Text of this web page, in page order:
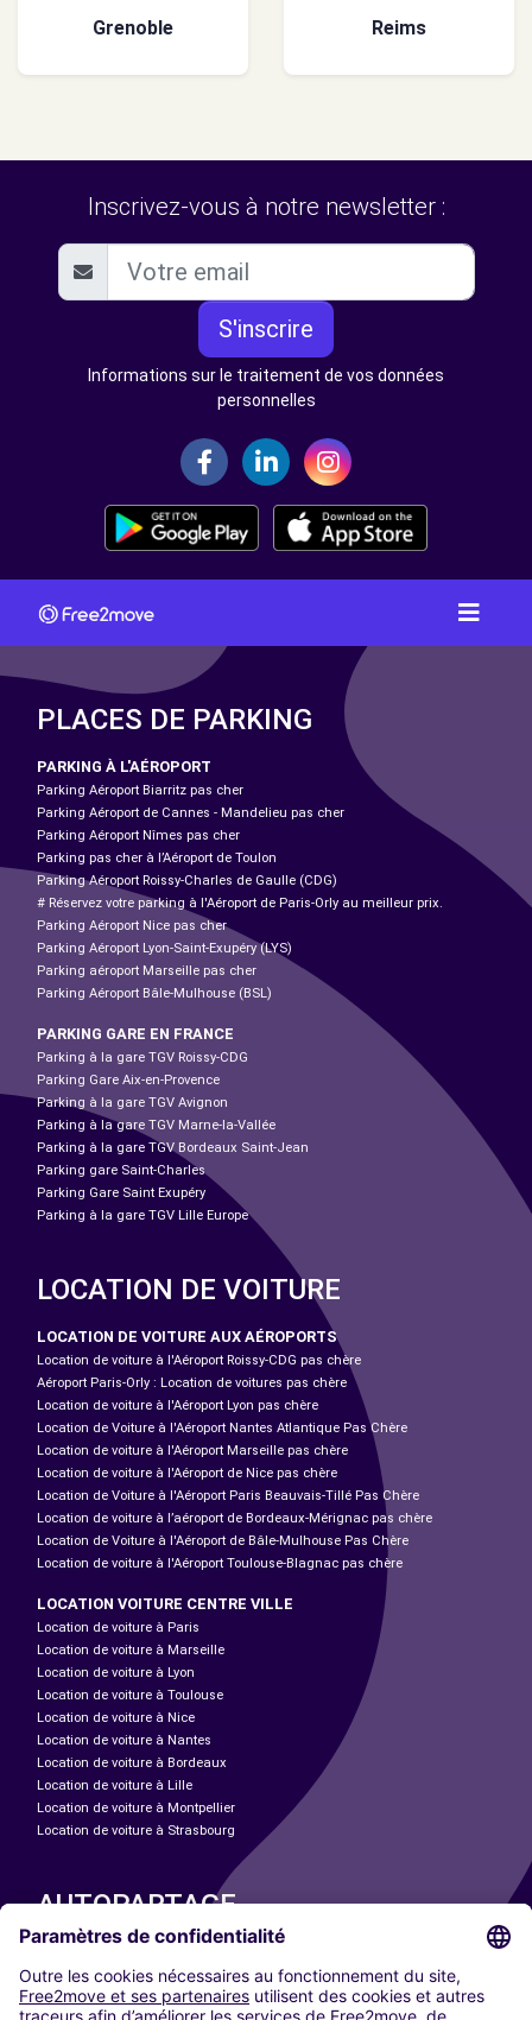
Grenoble Reims
Inscrivez-vous à notre newsletter :
S'inscrire
Informations sur le traitement de vos données
personnelles
PLACES DE PARKING
PARKING À L'AÉROPORT
Parking Aéroport Biarritz pas cher
Parking Aéroport de Cannes - Mandelieu pas cher
Parking Aéroport Nîmes pas cher
Parking pas cher à l’Aéroport de Toulon
Parking Aéroport Roissy-Charles de Gaulle (CDG)
# Réservez votre parking à l'Aéroport de Paris-Orly au meilleur prix.
Parking Aéroport Nice pas cher
Parking Aéroport Lyon-Saint-Exupéry (LYS)
Parking aéroport Marseille pas cher
Parking Aéroport Bâle-Mulhouse (BSL)
PARKING GARE EN FRANCE
Parking à la gare TGV Roissy-CDG
Parking Gare Aix-en-Provence
Parking à la gare TGV Avignon
Parking à la gare TGV Marne-la-Vallée
Parking à la gare TGV Bordeaux Saint-Jean
Parking gare Saint-Charles
Parking Gare Saint Exupéry
Parking à la gare TGV Lille Europe
LOCATION DE VOITURE
LOCATION DE VOITURE AUX AÉROPORTS
Location de voiture à l'Aéroport Roissy-CDG pas chère
Aéroport Paris-Orly : Location de voitures pas chère
Location de voiture à l'Aéroport Lyon pas chère
Location de Voiture à l'Aéroport Nantes Atlantique Pas Chère
Location de voiture à l'Aéroport Marseille pas chère
Location de voiture à l'Aéroport de Nice pas chère
Location de Voiture à l'Aéroport Paris Beauvais-Tillé Pas Chère
Location de voiture à l’aéroport de Bordeaux-Mérignac pas chère
Location de Voiture à l'Aéroport de Bâle-Mulhouse Pas Chère
Location de voiture à l'Aéroport Toulouse-Blagnac pas chère
LOCATION VOITURE CENTRE VILLE
Location de voiture à Paris
Location de voiture à Marseille
Location de voiture à Lyon
Location de voiture à Toulouse
Location de voiture à Nice
Location de voiture à Nantes
Location de voiture à Bordeaux
Location de voiture à Lille
Location de voiture à Montpellier
Location de voiture à Strasbourg
AUTOPARTAGE
Paris
Madrid